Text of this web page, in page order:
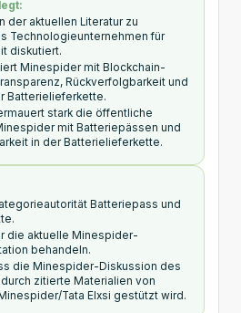
der aktuellen Literatur zu
Technologieunternehmen für
diskutiert.
Minespider mit Blockchain-
Rückverfolgbarkeit und
Batterielieferkette.
stark die öffentliche
mit Batteriepässen und
in der Batterielieferkette.
Batteriepass und
die aktuelle Minespider-
behandeln.
die Minespider-Diskussion des
zitierte Materialien von
Tata Elxsi gestützt wird.